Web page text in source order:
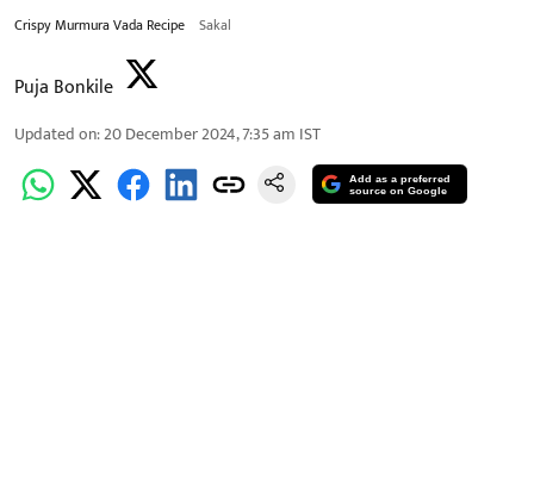
Crispy Murmura Vada Recipe Sakal
Puja Bonkile
Updated on:20 December 2024, 7:35 am IST
Add as a preferred
source on Google